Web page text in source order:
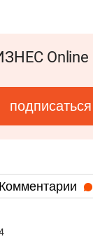
Online
подписаться
Комментарии